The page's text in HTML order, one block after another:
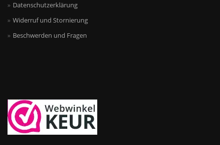
Datenschutzerklärung
Widerruf und Stornierung
Beschwerden und Fragen